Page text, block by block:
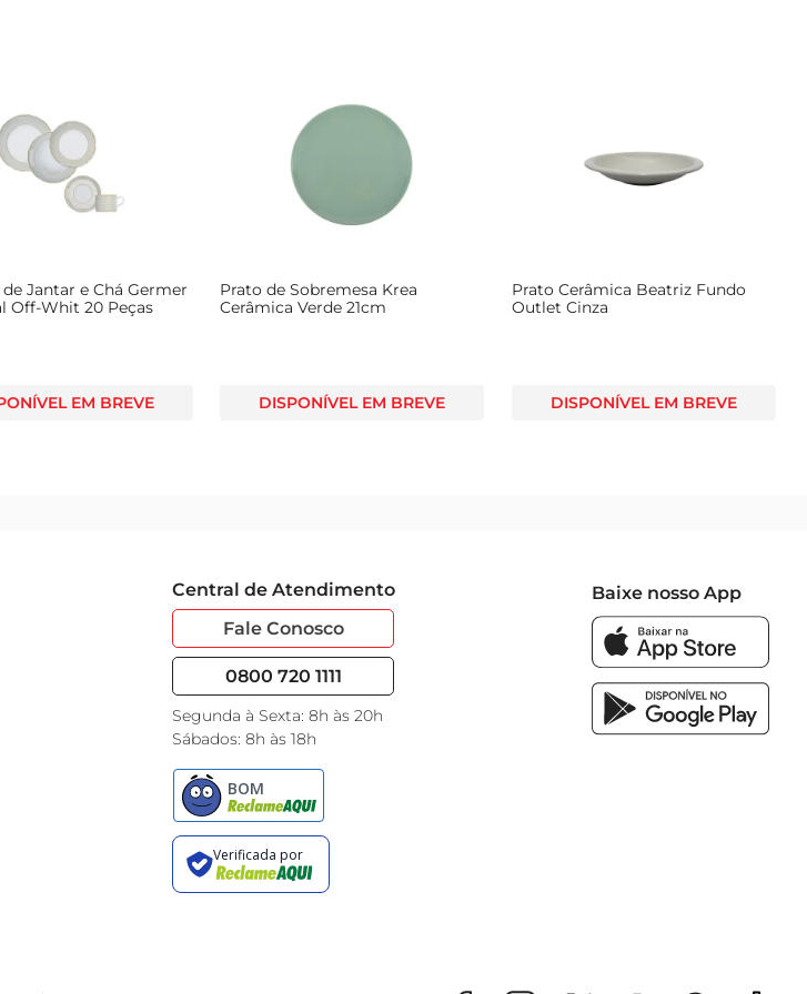
Jantar e Chá Germer
Off-Whit 20 Peças
EM BREVE
Prato de Sobremesa Krea
Cerâmica Verde 21cm
DISPONÍVEL EM BREVE
Prato Cerâmica Beatriz Fundo
Outlet Cinza
DISPONÍVEL EM BREVE
Central de Atendimento
Fale Conosco
0800 720 1111
Segunda à Sexta: 8h às 20h
Sábados: 8h às 18h
Baixe nosso App